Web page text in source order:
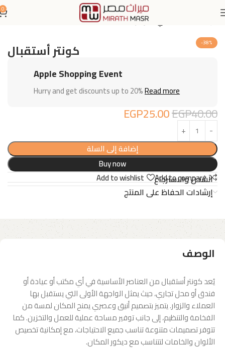
0
كاونترات
-38% كونتر أستقبال
Apple Shopping Event
Hurry and get discounts up to 20%Read more
EGP40.00
EGP25.00
إضافة إلى السلة
Buy now
Add to compare
Add to wishlist
الشحن والاسترجاع
إرشادات الحفاظ على المنتج
الوصف
يُعد كونتر أستقبال من العناصر الأساسية في أي مكتب أو عيادة أو
فندق أو محل تجاري، حيث يمثل الواجهة الأولى التي يستقبل بها
العملاء والزوار. يتميز بتصميم أنيق وعصري يمنح المكان لمسة من
الفخامة والتنظيم، إلى جانب توفير مساحة عملية للعمل والتخزين. كما
تتوفر تصميمات متنوعة تناسب جميع الاحتياجات، مع إمكانية تخصيص
الألوان والخامات لتتناسب مع ديكور المكان.